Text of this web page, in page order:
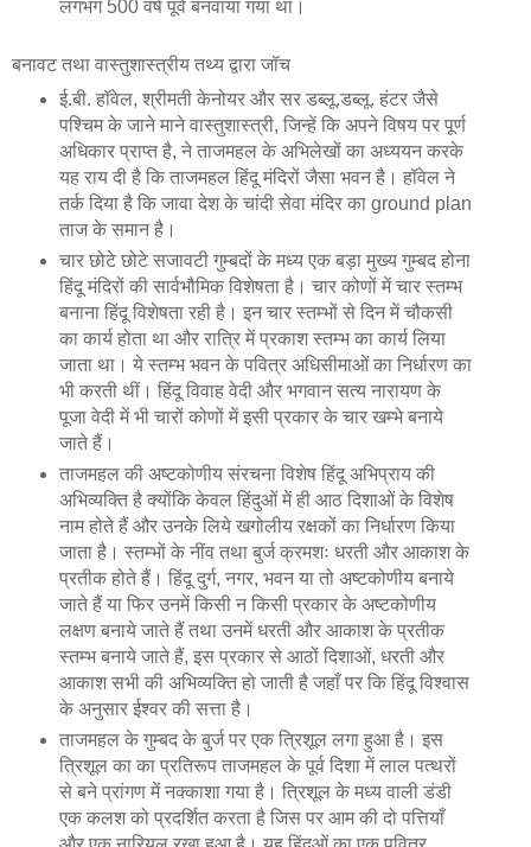
लगभग 500 वर्ष पूर्व बनवाया गया था।
बनावट तथा वास्तुशास्त्रीय तथ्य द्वारा जॉच
ई.बी. हॉवेल, श्रीमती केनोयर और सर डब्लू.डब्लू. हंटर जैसे
पश्चिम के जाने माने वास्तुशास्त्री, जिन्हें कि अपने विषय पर पूर्ण
अधिकार प्राप्त है, ने ताजमहल के अभिलेखों का अध्ययन करके
यह राय दी है कि ताजमहल हिंदू मंदिरों जैसा भवन है। हॉवेल ने
तर्क दिया है कि जावा देश के चांदी सेवा मंदिर का ground plan
ताज के समान है।
चार छोटे छोटे सजावटी गुम्बदों के मध्य एक बड़ा मुख्य गुम्बद होना
हिंदू मंदिरों की सार्वभौमिक विशेषता है। चार कोणों में चार स्तम्भ
बनाना हिंदू विशेषता रही है। इन चार स्तम्भों से दिन में चौकसी
का कार्य होता था और रात्रि में प्रकाश स्तम्भ का कार्य लिया
जाता था। ये स्तम्भ भवन के पवित्र अधिसीमाओं का निर्धारण का
भी करती थीं। हिंदू विवाह वेदी और भगवान सत्य नारायण के
पूजा वेदी में भी चारों कोणों में इसी प्रकार के चार खम्भे बनाये
जाते हैं।
ताजमहल की अष्टकोणीय संरचना विशेष हिंदू अभिप्राय की
अभिव्यक्ति है क्योंकि केवल हिंदुओं में ही आठ दिशाओं के विशेष
नाम होते हैं और उनके लिये खगोलीय रक्षकों का निर्धारण किया
जाता है। स्तम्भों के नींव तथा बुर्ज क्रमशः धरती और आकाश के
प्रतीक होते हैं। हिंदू दुर्ग, नगर, भवन या तो अष्टकोणीय बनाये
जाते हैं या फिर उनमें किसी न किसी प्रकार के अष्टकोणीय
लक्षण बनाये जाते हैं तथा उनमें धरती और आकाश के प्रतीक
स्तम्भ बनाये जाते हैं, इस प्रकार से आठों दिशाओं, धरती और
आकाश सभी की अभिव्यक्ति हो जाती है जहाँ पर कि हिंदू विश्वास
के अनुसार ईश्वर की सत्ता है।
ताजमहल के गुम्बद के बुर्ज पर एक त्रिशूल लगा हुआ है। इस
त्रिशूल का का प्रतिरूप ताजमहल के पूर्व दिशा में लाल पत्थरों
से बने प्रांगण में नक्काशा गया है। त्रिशूल के मध्य वाली डंडी
एक कलश को प्रदर्शित करता है जिस पर आम की दो पत्तियाँ